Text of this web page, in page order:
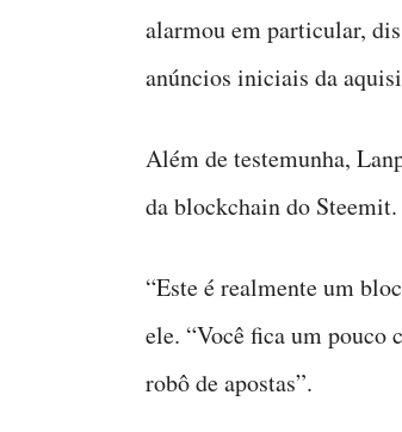
alarmou em particular,
anúncios iniciais da
Além de testemunha,
da blockchain do Steemit.
“Este é realmente um
ele. “Você fica um pouco
robô de apostas”.